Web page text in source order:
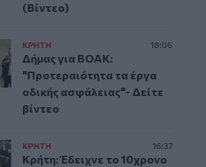
(Βίντεο)
ΚΡΗΤΗ 18:06
Δήμας για ΒΟΑΚ:
"Προτεραιότητα τα έργα
οδικής ασφάλειας"- Δείτε
βίντεο
ΚΡΗΤΗ 16:37
Κρήτη: Έδειχνε το 10χρονο